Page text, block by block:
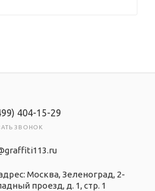
404-15-29
ЗВОНОК
Москва, Зеленоград, 2-
проезд, д. 1, стр. 1